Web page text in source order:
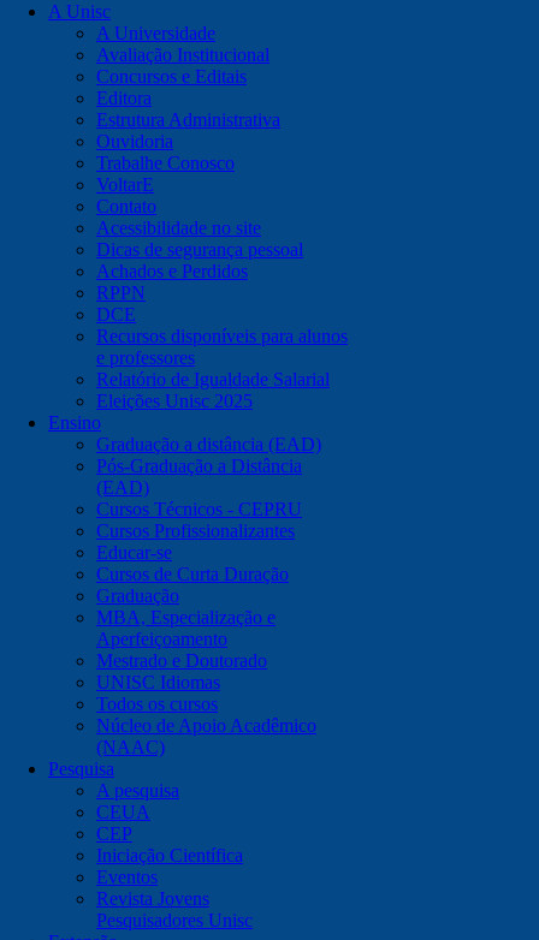
A Unisc
A Universidade
Avaliação Institucional
Concursos e Editais
Editora
Estrutura Administrativa
Ouvidoria
Trabalhe Conosco
VoltarE
Contato
Acessibilidade no site
Dicas de segurança pessoal
Achados e Perdidos
RPPN
DCE
Recursos disponíveis para alunos
e professores
Relatório de Igualdade Salarial
Eleições Unisc 2025
Ensino
Graduação a distância (EAD)
Pós-Graduação a Distância
(EAD)
Cursos Técnicos - CEPRU
Cursos Profissionalizantes
Educar-se
Cursos de Curta Duração
Graduação
MBA, Especialização e
Aperfeiçoamento
Mestrado e Doutorado
UNISC Idiomas
Todos os cursos
Núcleo de Apoio Acadêmico
(NAAC)
Pesquisa
A pesquisa
CEUA
CEP
Iniciação Científica
Eventos
Revista Jovens
Pesquisadores Unisc